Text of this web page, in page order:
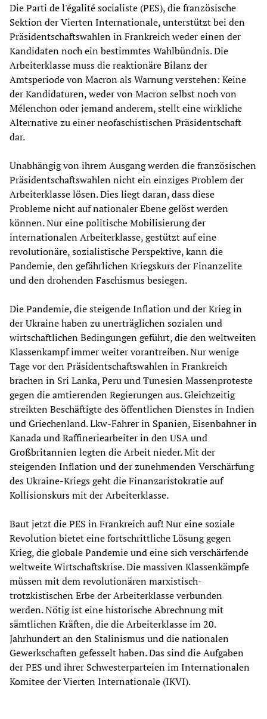
Die Parti de l'égalité socialiste (PES), die französische
Sektion der Vierten Internationale, unterstützt bei den
Präsidentschaftswahlen in Frankreich weder einen der
Kandidaten noch ein bestimmtes Wahlbündnis. Die
Arbeiterklasse muss die reaktionäre Bilanz der
Amtsperiode von Macron als Warnung verstehen: Keine
der Kandidaturen, weder von Macron selbst noch von
Mélenchon oder jemand anderem, stellt eine wirkliche
Alternative zu einer neofaschistischen Präsidentschaft
dar.
Unabhängig von ihrem Ausgang werden die französischen
Präsidentschaftswahlen nicht ein einziges Problem der
Arbeiterklasse lösen. Dies liegt daran, dass diese
Probleme nicht auf nationaler Ebene gelöst werden
können. Nur eine politische Mobilisierung der
internationalen Arbeiterklasse, gestützt auf eine
revolutionäre, sozialistische Perspektive, kann die
Pandemie, den gefährlichen Kriegskurs der Finanzelite
und den drohenden Faschismus besiegen.
Die Pandemie, die steigende Inflation und der Krieg in
der Ukraine haben zu unerträglichen sozialen und
wirtschaftlichen Bedingungen geführt, die den weltweiten
Klassenkampf immer weiter vorantreiben. Nur wenige
Tage vor den Präsidentschaftswahlen in Frankreich
brachen in Sri Lanka, Peru und Tunesien Massenproteste
gegen die amtierenden Regierungen aus. Gleichzeitig
streikten Beschäftigte des öffentlichen Dienstes in Indien
und Griechenland. Lkw-Fahrer in Spanien, Eisenbahner in
Kanada und Raffineriearbeiter in den USA und
Großbritannien legten die Arbeit nieder. Mit der
steigenden Inflation und der zunehmenden Verschärfung
des Ukraine-Kriegs geht die Finanzaristokratie auf
Kollisionskurs mit der Arbeiterklasse.
Baut jetzt die PES in Frankreich auf! Nur eine soziale
Revolution bietet eine fortschrittliche Lösung gegen
Krieg, die globale Pandemie und eine sich verschärfende
weltweite Wirtschaftskrise. Die massiven Klassenkämpfe
müssen mit dem revolutionären marxistisch-
trotzkistischen Erbe der Arbeiterklasse verbunden
werden. Nötig ist eine historische Abrechnung mit
sämtlichen Kräften, die die Arbeiterklasse im 20.
Jahrhundert an den Stalinismus und die nationalen
Gewerkschaften gefesselt haben. Das sind die Aufgaben
der PES und ihrer Schwesterparteien im Internationalen
Komitee der Vierten Internationale (IKVI).